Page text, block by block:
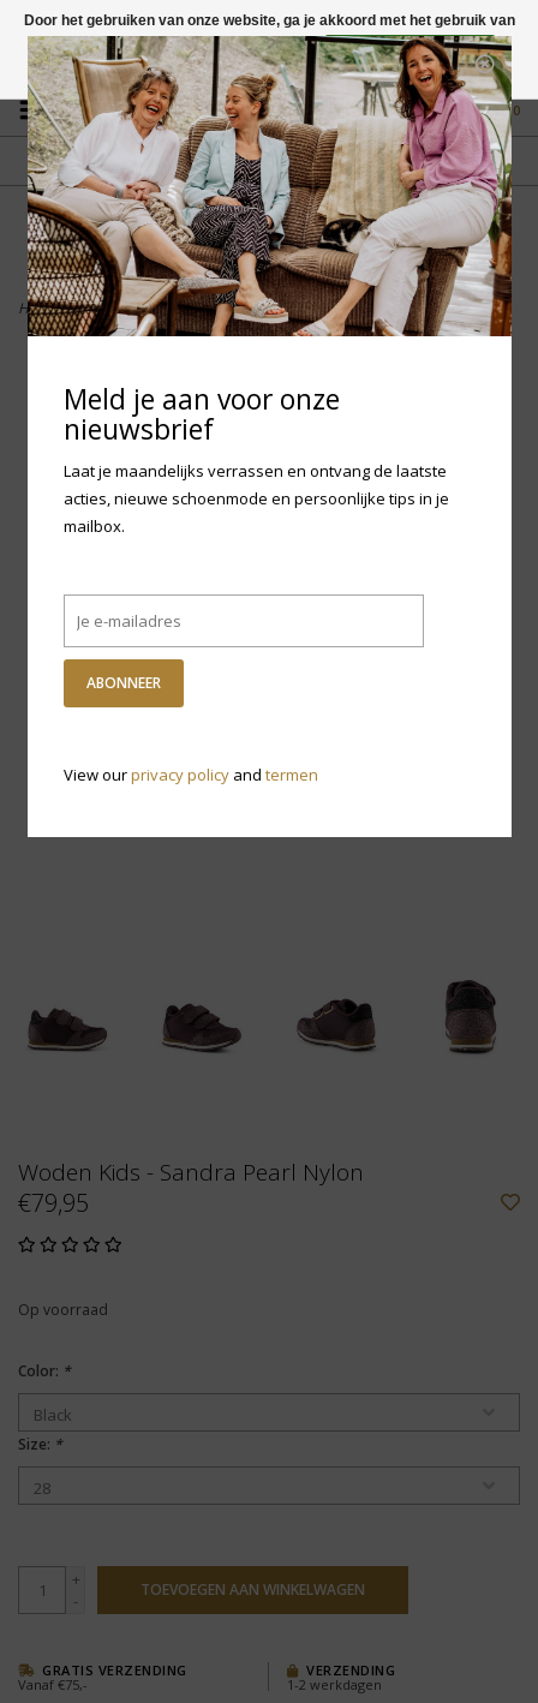
Vragen? App naar +31 58 250 1503
0
GRATIS VERZENDING NL
Vanaf € 75,-
FYSIEKE WINKEL
in Mantgum (frl)
fdad
Home>Woden Kids - Sandra Pearl Nylon
Woden Kids - Sandra Pearl Nylon
€79,95
Op voorraad
Color: *
Size: *
+
-
TOEVOEGEN AAN WINKELWAGEN
GRATIS VERZENDING
Vanaf €75,-
VERZENDING
1-2 werkdagen
Door het gebruiken van onze website, ga je akkoord met het gebruik van
cookies om onze website te verbeteren.
Dit bericht verbergen
Meer over cookies »
Meld je aan voor onze
nieuwsbrief
Laat je maandelijks verrassen en ontvang de laatste
acties, nieuwe schoenmode en persoonlijke tips in je
mailbox.
ABONNEER
View ourprivacy policyand termen